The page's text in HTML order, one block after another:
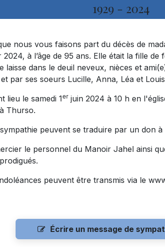
1929 - 2024
nous vous faisons part du décès de
à l’âge de 95 ans. Elle était la fille
laisse dans le deuil neveux, nièces et
par ses soeurs Lucille, Anna, Léa et
lieu le samedi 1erjuin 2024 à 10 h en
Thurso.
peuvent se traduire par un don
le personnel du Manoir Jahel ainsi
peuvent être transmis via le
Écrire un message de